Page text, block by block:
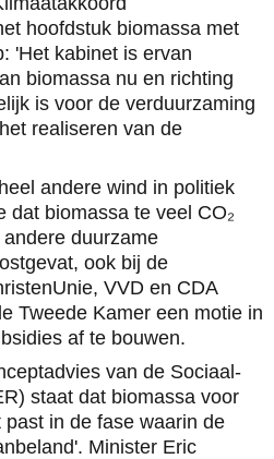
hoofdstuk biomassa met
'Het kabinet is ervan
biomassa nu en richting
is voor de verduurzaming
realiseren van de
andere wind in politiek
dat biomassa te veel CO₂
duurzame
ook bij de
VVD en CDA
Tweede Kamer een motie in
af te bouwen.
van de Sociaal-
staat dat biomassa voor
in de fase waarin de
Minister Eric